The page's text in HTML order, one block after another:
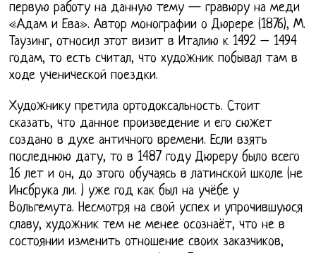
первую работу на данную тему — гравюру на меди
«Адам и Ева». Автор монографии о Дюрере (1876), М.
Таузинг, относил этот визит в Италию к 1492 – 1494
годам, то есть считал, что художник побывал там в
ходе ученической поездки.
Художнику претила ортодоксальность. Стоит
сказать, что данное произведение и его сюжет
создано в духе античного времени. Если взять
последнюю дату, то в 1487 году Дюреру было всего
16 лет и он, до этого обучаясь в латинской школе (не
Инсбрука ли. ) уже год как был на учёбе у
Вольгемута. Несмотря на свой успех и упрочившуюся
славу, художник тем не менее осознаёт, что не в
состоянии изменить отношение своих заказчиков,